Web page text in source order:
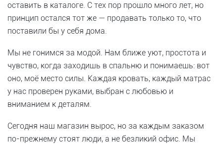
оставить в каталоге. С тех пор прошло много лет, но
принцип остался тот же — продавать только то, что
поставили бы у себя дома.
Мы не гонимся за модой. Нам ближе уют, простота и
чувство, когда заходишь в спальню и понимаешь: вот
оно, моё место силы. Каждая кровать, каждый матрас
у нас проверен руками, выбран с любовью и
вниманием к деталям.
Сегодня наш магазин вырос, но за каждым заказом
по-прежнему стоят люди, а не безликий офис. Мы